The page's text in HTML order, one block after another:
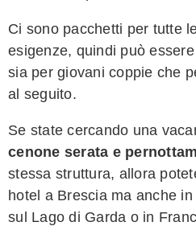
Ci sono pacchetti per tutte
esigenze, quindi può
sia per giovani coppie che
al seguito.
Se state cercando una
cenone serata e
stessa struttura, allora
hotel a Brescia ma anche
sul Lago di Garda o in